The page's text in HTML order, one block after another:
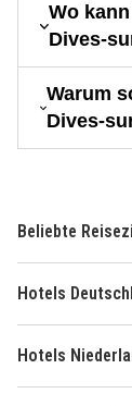
Wo
Dives-
Warum
Dives-
Beliebte
Hotels
Hotels